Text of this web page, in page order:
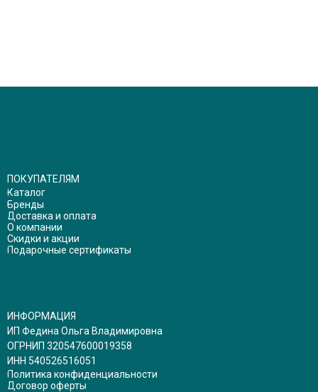
ПОКУПАТЕЛЯМ
Каталог
Бренды
Доставка и оплата
О компании
Скидки и акции
Подарочные сертификаты
ИНФОРМАЦИЯ
ИП Федина Ольга Владимировна
ОГРНИП 320547600019358
ИНН 540526516051
Политика конфиденциальности
Договор оферты